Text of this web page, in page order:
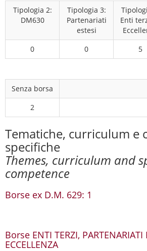
Tipologia 2:
DM630
Tipologia 3:
Partenariati
estesi
Enti
0 0 5
Senza borsa
2
Tematiche, curriculum e
specifiche
Themes, curriculum and
competence
Borse ex D.M. 629: 1
Borse ENTI TERZI, PARTENARIATI
ECCELLENZA